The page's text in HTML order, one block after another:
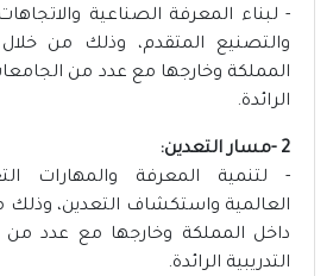
- لبناء المعرفة الصناعية
والتصنيع المتقدم، وذلك من خلال
المملكة وخارجها مع عدد من
الرائدة.
2 -مسار التعدين:
- لتنمية المعرفة والمهارات
العالمية واستكشاف التعدين، وذلك
داخل المملكة وخارجها مع عدد من
التدريبية الرائدة.